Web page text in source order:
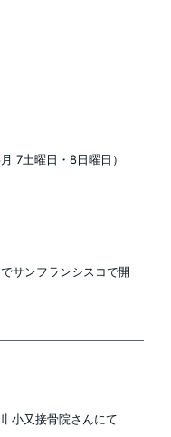
7土曜日・8日曜日）
サンフランシスコで開
小又接骨院さんにて